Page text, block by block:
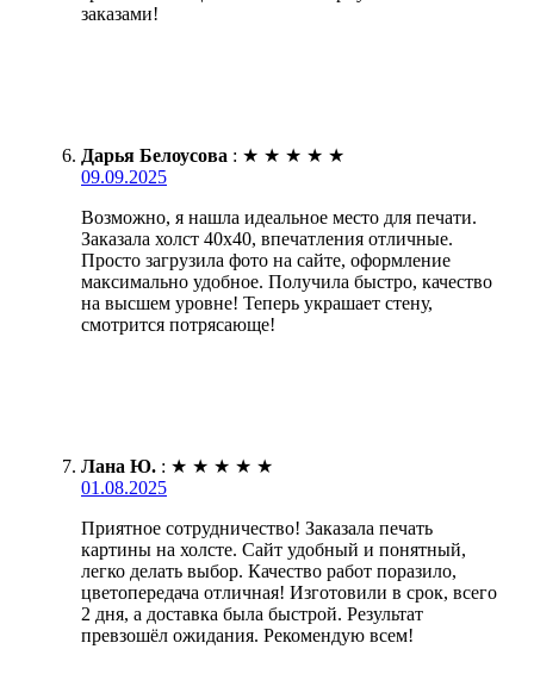
заказами!
Дарья Белоусова : ★ ★ ★ ★ ★
09.09.2025
Возможно, я нашла идеальное место для печати.
Заказала холст 40х40, впечатления отличные.
Просто загрузила фото на сайте, оформление
максимально удобное. Получила быстро, качество
на высшем уровне! Теперь украшает стену,
смотрится потрясающе!
Лана Ю. : ★ ★ ★ ★ ★
01.08.2025
Приятное сотрудничество! Заказала печать
картины на холсте. Сайт удобный и понятный,
легко делать выбор. Качество работ поразило,
цветопередача отличная! Изготовили в срок, всего
2 дня, а доставка была быстрой. Результат
превзошёл ожидания. Рекомендую всем!